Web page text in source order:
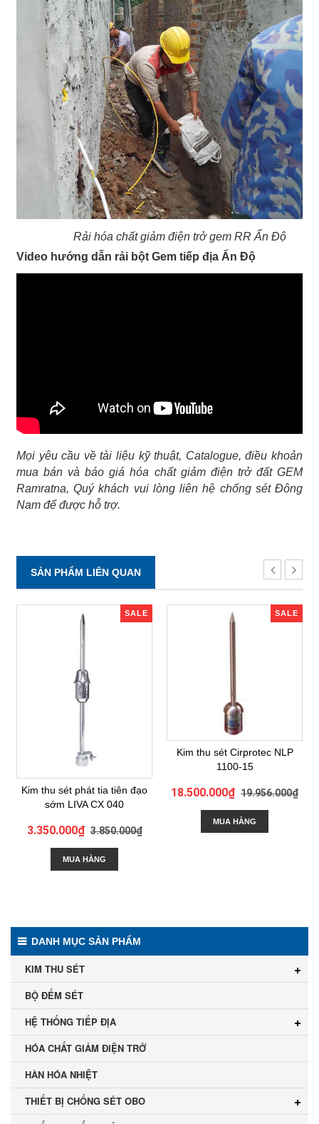
Rải hóa chất giảm điện trở gem RR Ấn Độ
Video hướng dẫn rải bột Gem tiếp địa Ấn Độ
Mọi yêu cầu về tài liệu kỹ thuật, Catalogue, điều khoản
mua bán và báo giá hóa chất giảm điện trở đất GEM
Ramratna, Quý khách vui lòng liên hệ chống sét Đông
Nam để được hỗ trợ.
SẢN PHẨM LIÊN QUAN
SALE
Kim thu sét phát tia tiên đạo
sớm LIVA CX 040
3.350.000₫3.850.000₫
MUA HÀNG
SALE
Kim thu sét Cirprotec NLP
1100-15
18.500.000₫ 19.956.000₫
MUA HÀNG
DANH MỤC SẢN PHẨM
KIM THU SÉT
BỘ ĐẾM SÉT
HỆ THỐNG TIẾP ĐỊA
HÓA CHẤT GIẢM ĐIỆN TRỞ
HÀN HÓA NHIỆT
THIẾT BỊ CHỐNG SÉT OBO